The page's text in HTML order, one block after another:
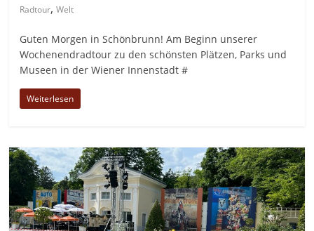
Radtour,Welt
Guten Morgen in Schönbrunn! Am Beginn unserer
Wochenendradtour zu den schönsten Plätzen, Parks und
Museen in der Wiener Innenstadt #
Weiterlesen